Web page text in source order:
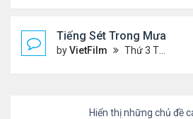
Tiếng Sét Trong Mưa (Lôi
byVietFilm Thứ 3 Tháng 10 20, 2020 9:50 pm
Hiển thị những chủ đề